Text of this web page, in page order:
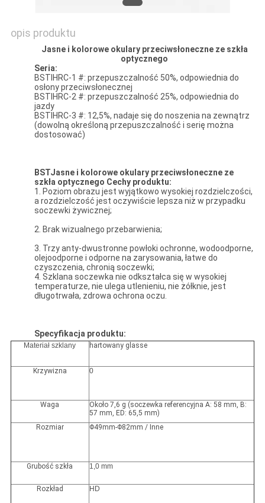
opis produktu
Jasne i kolorowe okulary przeciwsłoneczne ze szkła
optycznego
Seria:
BSTIHRC-1 #: przepuszczalność 50%, odpowiednia do
osłony przeciwsłonecznej
BSTIHRC-2 #: przepuszczalność 25%, odpowiednia do
jazdy
BSTIHRC-3 #: 12,5%, nadaje się do noszenia na zewnątrz
(dowolną określoną przepuszczalność i serię można
dostosować)
BSTJasne i kolorowe okulary przeciwsłoneczne ze
szkła optycznego Cechy produktu:
1. Poziom obrazu jest wyjątkowo wysokiej rozdzielczości,
a rozdzielczość jest oczywiście lepsza niż w przypadku
soczewki żywicznej;
2. Brak wizualnego przebarwienia;
3. Trzy anty-dwustronne powłoki ochronne, wodoodporne,
olejoodporne i odporne na zarysowania, łatwe do
czyszczenia, chronią soczewki;
4. Szklana soczewka nie odkształca się w wysokiej
temperaturze, nie ulega utlenieniu, nie żółknie, jest
długotrwała, zdrowa ochrona oczu.
Specyfikacja produktu:
Materiał szklany hartowany glasse
Krzywizna 0
Waga
Około 7,6 g (soczewka referencyjna A: 58 mm, B:
57 mm, ED: 65,5 mm)
Rozmiar
Φ49mm-Φ82mm / Inne
Grubość szkła 1,0 mm
Rozkład HD